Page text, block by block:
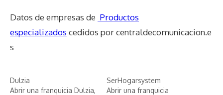
Datos de empresas de Productos
especializados cedidos por centraldecomunicacion.e
s
Dulzia
Abrir una franquicia Dulzia,
SerHogarsystem
Abrir una franquicia